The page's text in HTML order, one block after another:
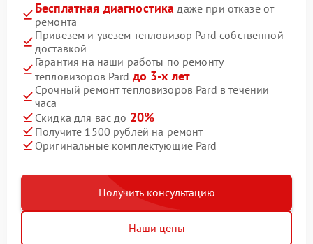
Бесплатная диагностика даже при отказе от
ремонта
Привезем и увезем тепловизор Pard собственной
доставкой
Гарантия на наши работы по ремонту
тепловизоров Pard до 3-х лет
Срочный ремонт тепловизоров Pard в течении
часа
Скидка для вас до 20%
Получите 1500 рублей на ремонт
Оригинальные комплектующие Pard
Получить консультацию
Наши цены